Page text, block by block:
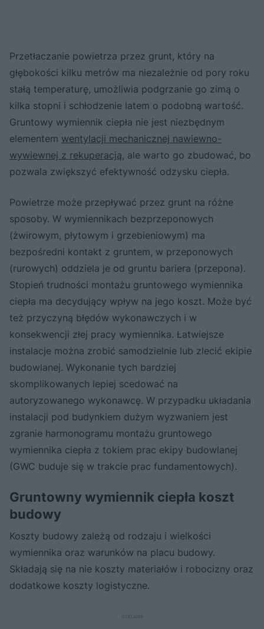
Przetłaczanie powietrza przez grunt, który na
głębokości kilku metrów ma niezależnie od pory roku
stałą temperaturę, umożliwia podgrzanie go zimą o
kilka stopni i schłodzenie latem o podobną wartość.
Gruntowy wymiennik ciepła nie jest niezbędnym
elementem wentylacji mechanicznej nawiewno-
wywiewnej z rekuperacją, ale warto go zbudować, bo
pozwala zwiększyć efektywność odzysku ciepła.
Powietrze może przepływać przez grunt na różne
sposoby. W wymiennikach bezprzeponowych
(żwirowym, płytowym i grzebieniowym) ma
bezpośredni kontakt z gruntem, w przeponowych
(rurowych) oddziela je od gruntu bariera (przepona).
Stopień trudności montażu gruntowego wymiennika
ciepła ma decydujący wpływ na jego koszt. Może być
też przyczyną błędów wykonawczych i w
konsekwencji złej pracy wymiennika. Łatwiejsze
instalacje można zrobić samodzielnie lub zlecić ekipie
budowlanej. Wykonanie tych bardziej
skomplikowanych lepiej scedować na
autoryzowanego wykonawcę. W przypadku układania
instalacji pod budynkiem dużym wyzwaniem jest
zgranie harmonogramu montażu gruntowego
wymiennika ciepła z tokiem prac ekipy budowlanej
(GWC buduje się w trakcie prac fundamentowych).
Gruntowny wymiennik ciepła koszt
budowy
Koszty budowy zależą od rodzaju i wielkości
wymiennika oraz warunków na placu budowy.
Składają się na nie koszty materiałów i robocizny oraz
dodatkowe koszty logistyczne.